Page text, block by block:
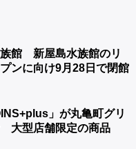
館 新屋島水族館のリ
ンに向け9月28日で閉館
」が丸亀町グリ
大型店舗限定の商品